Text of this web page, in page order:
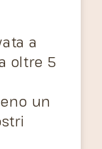
a
oltre 5
un